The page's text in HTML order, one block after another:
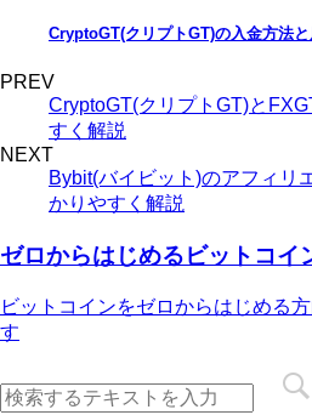
CryptoGT(クリプトGT)の入金方法
PREV
CryptoGT(クリプトGT)と
すく解説
NEXT
Bybit(バイビット)のアフィリ
かりやすく解説
ゼロからはじめるビットコイ
ビットコインをゼロからはじめる
す